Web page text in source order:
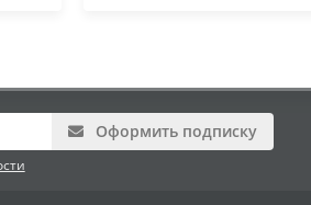
Оформить подписку